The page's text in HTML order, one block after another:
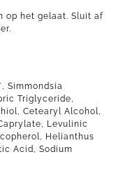
op het gelaat. Sluit af
Simmondsia
Triglyceride,
Cetearyl Alcohol,
Levulinic
Helianthus
Acid, Sodium